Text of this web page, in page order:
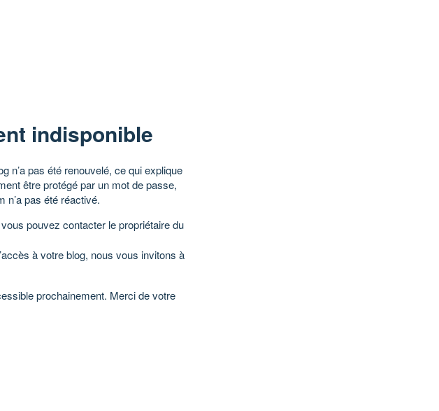
indisponible
n’a pas été renouvelé, ce qui explique
être protégé par un mot de passe,
n’a pas été réactivé.
pouvez contacter le propriétaire du
à votre blog, nous vous invitons à
prochainement. Merci de votre